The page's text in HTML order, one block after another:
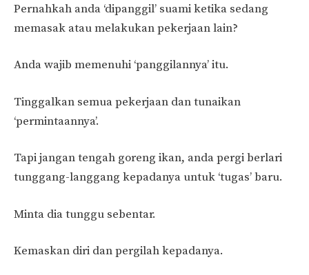
Pernahkah anda ‘dipanggil’ suami ketika sedang
memasak atau melakukan pekerjaan lain?
Anda wajib memenuhi ‘panggilannya’ itu.
Tinggalkan semua pekerjaan dan tunaikan
‘permintaannya’.
Tapi jangan tengah goreng ikan, anda pergi berlari
tunggang-langgang kepadanya untuk ‘tugas’ baru.
Minta dia tunggu sebentar.
Kemaskan diri dan pergilah kepadanya.